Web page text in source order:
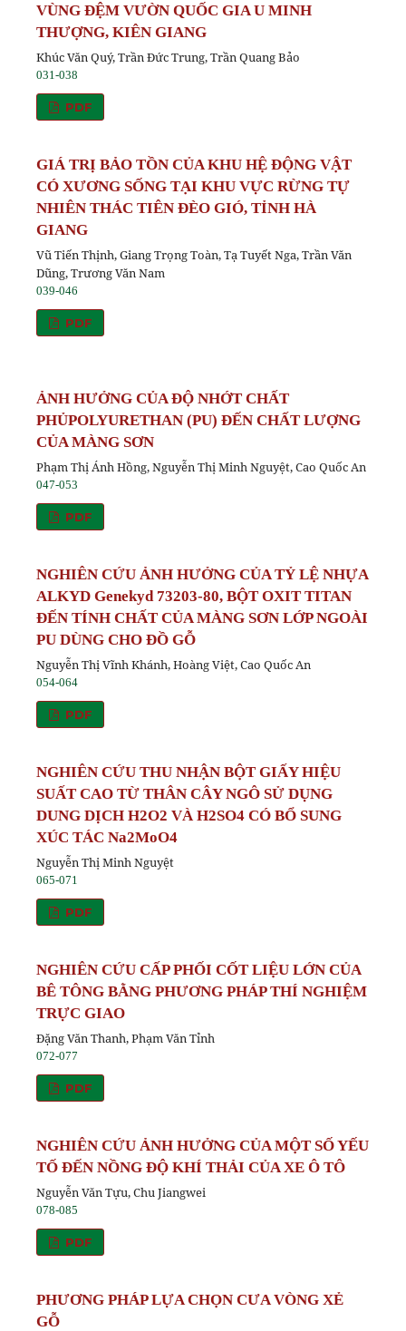
VÙNG ĐỆM VƯỜN QUỐC GIA U MINH
THƯỢNG, KIÊN GIANG
Khúc Văn Quý, Trần Đức Trung, Trần Quang Bảo
031-038
PDF
GIÁ TRỊ BẢO TỒN CỦA KHU HỆ ĐỘNG VẬT
CÓ XƯƠNG SỐNG TẠI KHU VỰC RỪNG TỰ
NHIÊN THÁC TIÊN ĐÈO GIÓ, TỈNH HÀ
GIANG
Vũ Tiến Thịnh, Giang Trọng Toàn, Tạ Tuyết Nga, Trần Văn
Dũng, Trương Văn Nam
039-046
PDF
ẢNH HƯỞNG CỦA ĐỘ NHỚT CHẤT
PHỦPOLYURETHAN (PU) ĐẾN CHẤT LƯỢNG
CỦA MÀNG SƠN
Phạm Thị Ánh Hồng, Nguyễn Thị Minh Nguyệt, Cao Quốc An
047-053
PDF
NGHIÊN CỨU ẢNH HƯỞNG CỦA TỶ LỆ NHỰA
ALKYD Genekyd 73203-80, BỘT OXIT TITAN
ĐẾN TÍNH CHẤT CỦA MÀNG SƠN LỚP NGOÀI
PU DÙNG CHO ĐỒ GỖ
Nguyễn Thị Vĩnh Khánh, Hoàng Việt, Cao Quốc An
054-064
PDF
NGHIÊN CỨU THU NHẬN BỘT GIẤY HIỆU
SUẤT CAO TỪ THÂN CÂY NGÔ SỬ DỤNG
DUNG DỊCH H2O2 VÀ H2SO4 CÓ BỔ SUNG
XÚC TÁC Na2MoO4
Nguyễn Thị Minh Nguyệt
065-071
PDF
NGHIÊN CỨU CẤP PHỐI CỐT LIỆU LỚN CỦA
BÊ TÔNG BẰNG PHƯƠNG PHÁP THÍ NGHIỆM
TRỰC GIAO
Đặng Văn Thanh, Phạm Văn Tỉnh
072-077
PDF
NGHIÊN CỨU ẢNH HƯỞNG CỦA MỘT SỐ YẾU
TỐ ĐẾN NỒNG ĐỘ KHÍ THẢI CỦA XE Ô TÔ
Nguyễn Văn Tựu, Chu Jiangwei
078-085
PDF
PHƯƠNG PHÁP LỰA CHỌN CƯA VÒNG XẺ
GỖ